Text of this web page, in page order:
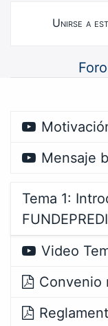
Unirse a
Foro
Mensaje
Tema 1:
FUNDEPREDI
Convenio